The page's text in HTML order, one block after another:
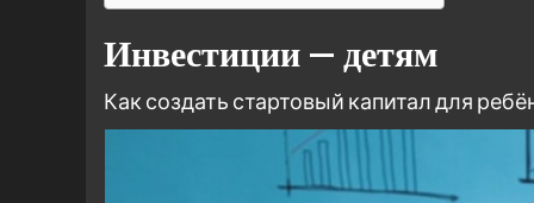
Инвестиции — детям
Как создать стартовый капитал для